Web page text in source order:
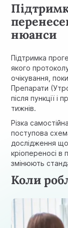
нюанси
Підтримка
якого
очікування,
Препарати
після пункції
тижнів.
Різка
поступова
дослідження
кріопереносі в
змінюють
Коли